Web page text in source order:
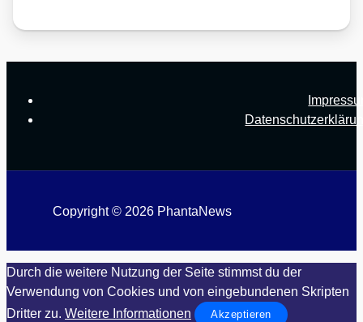
Copyright © 2026 PhantaNews
Durch die weitere Nutzung der Seite stimmst du der
Verwendung von Cookies und von eingebundenen Skripten
Dritter zu. Weitere Informationen Akzeptieren